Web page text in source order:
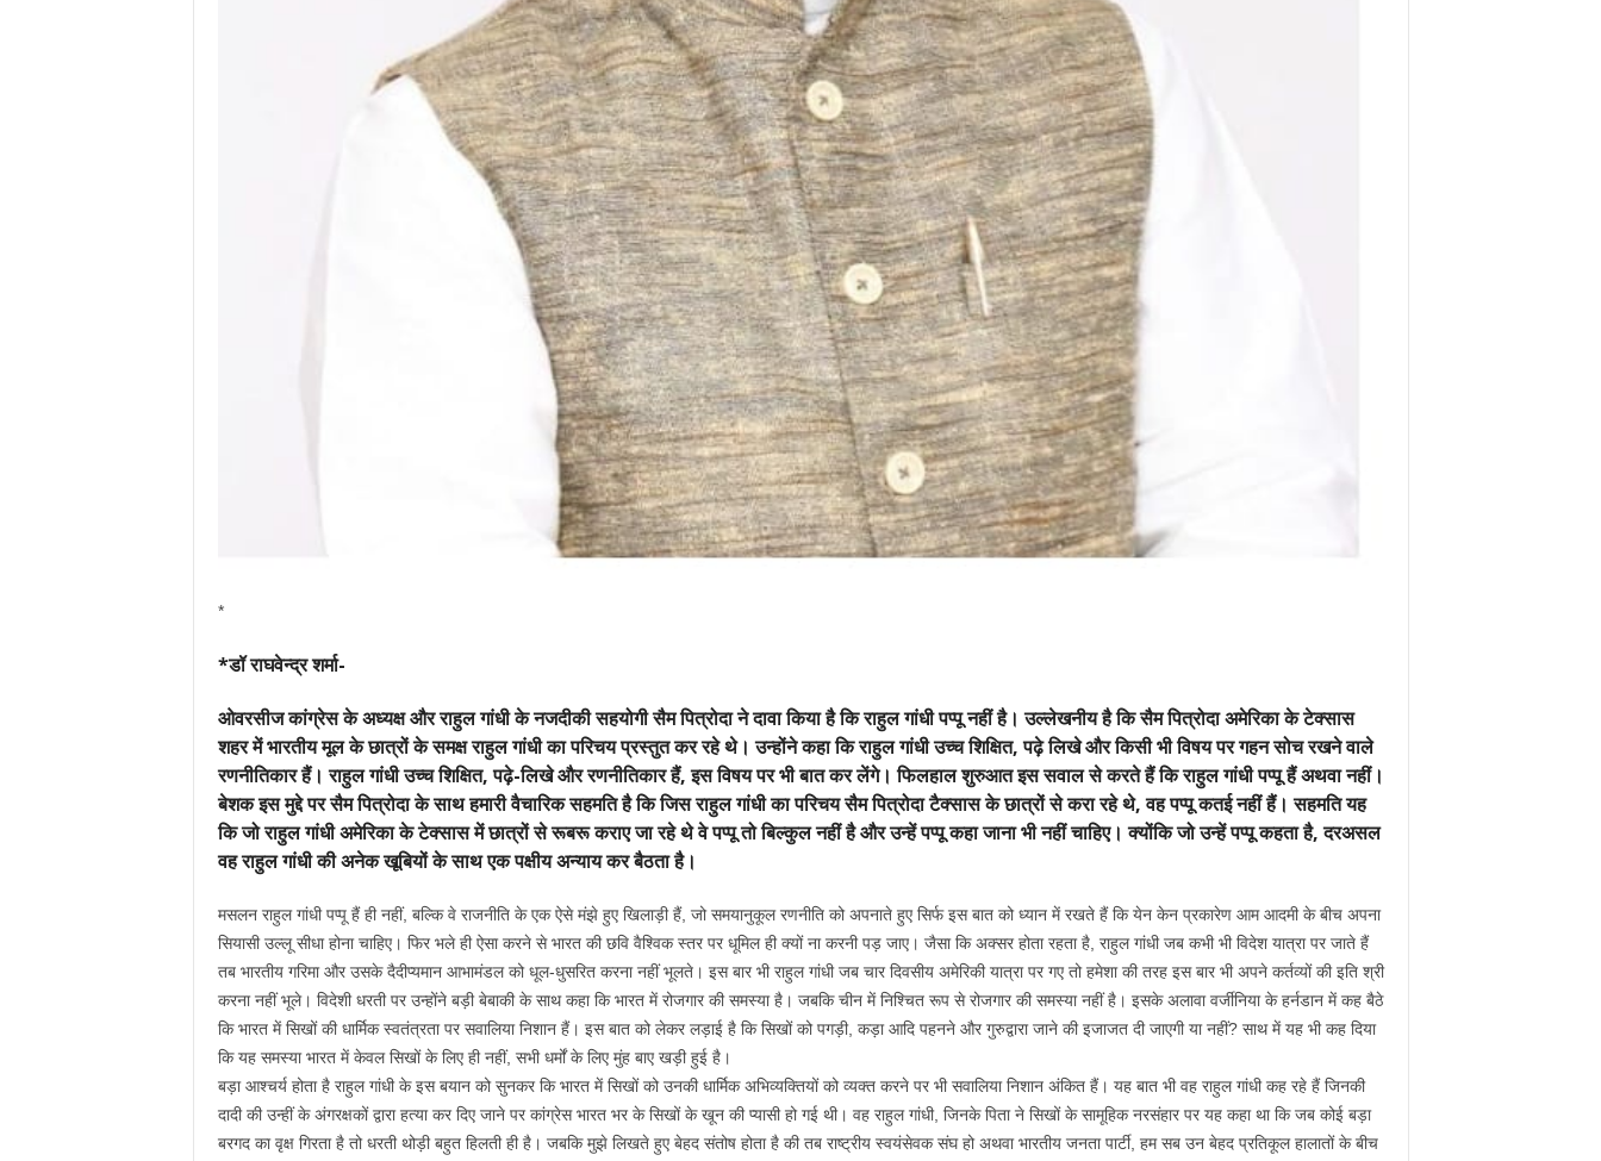
*
*डॉ राघवेन्‍द्र शर्मा-
ओवरसीज कांग्रेस के अध्यक्ष और राहुल गांधी के नजदीकी सहयोगी सैम पित्रोदा ने दावा किया है कि राहुल गांधी पप्पू नहीं है। उल्लेखनीय है कि सैम पित्रोदा अमेरिका के टेक्सास
शहर में भारतीय मूल के छात्रों के समक्ष राहुल गांधी का परिचय प्रस्तुत कर रहे थे। उन्होंने कहा कि राहुल गांधी उच्च शिक्षित, पढ़े लिखे और किसी भी विषय पर गहन सोच रखने वाले
रणनीतिकार हैं। राहुल गांधी उच्च शिक्षित, पढ़े-लिखे और रणनीतिकार हैं, इस विषय पर भी बात कर लेंगे। फिलहाल शुरुआत इस सवाल से करते हैं कि राहुल गांधी पप्पू हैं अथवा नहीं।
बेशक इस मुद्दे पर सैम पित्रोदा के साथ हमारी वैचारिक सहमति है कि जिस राहुल गांधी का परिचय सैम पित्रोदा टैक्सास के छात्रों से करा रहे थे, वह पप्पू कतई नहीं हैं। सहमति यह
कि जो राहुल गांधी अमेरिका के टेक्सास में छात्रों से रूबरू कराए जा रहे थे वे पप्पू तो बिल्कुल नहीं है और उन्हें पप्पू कहा जाना भी नहीं चाहिए। क्योंकि जो उन्हें पप्पू कहता है, दरअसल
वह राहुल गांधी की अनेक खूबियों के साथ एक पक्षीय अन्याय कर बैठता है।
मसलन राहुल गांधी पप्पू हैं ही नहीं, बल्कि वे राजनीति के एक ऐसे मंझे हुए खिलाड़ी हैं, जो समयानुकूल रणनीति को अपनाते हुए सिर्फ इस बात को ध्यान में रखते हैं कि येन केन प्रकारेण आम आदमी के बीच अपना
सियासी उल्लू सीधा होना चाहिए। फिर भले ही ऐसा करने से भारत की छवि वैश्विक स्तर पर धूमिल ही क्यों ना करनी पड़ जाए। जैसा कि अक्सर होता रहता है, राहुल गांधी जब कभी भी विदेश यात्रा पर जाते हैं
तब भारतीय गरिमा और उसके दैदीप्यमान आभामंडल को धूल-धुसरित करना नहीं भूलते। इस बार भी राहुल गांधी जब चार दिवसीय अमेरिकी यात्रा पर गए तो हमेशा की तरह इस बार भी अपने कर्तव्यों की इति श्री
करना नहीं भूले। विदेशी धरती पर उन्होंने बड़ी बेबाकी के साथ कहा कि भारत में रोजगार की समस्या है। जबकि चीन में निश्चित रूप से रोजगार की समस्या नहीं है। इसके अलावा वर्जीनिया के हर्नडान में कह बैठे
कि भारत में सिखों की धार्मिक स्वतंत्रता पर सवालिया निशान हैं। इस बात को लेकर लड़ाई है कि सिखों को पगड़ी, कड़ा आदि पहनने और गुरुद्वारा जाने की इजाजत दी जाएगी या नहीं? साथ में यह भी कह दिया
कि यह समस्या भारत में केवल सिखों के लिए ही नहीं, सभी धर्मों के लिए मुंह बाए खड़ी हुई है।
बड़ा आश्चर्य होता है राहुल गांधी के इस बयान को सुनकर कि भारत में सिखों को उनकी धार्मिक अभिव्यक्तियों को व्यक्त करने पर भी सवालिया निशान अंकित हैं। यह बात भी वह राहुल गांधी कह रहे हैं जिनकी
दादी की उन्हीं के अंगरक्षकों द्वारा हत्या कर दिए जाने पर कांग्रेस भारत भर के सिखों के खून की प्यासी हो गई थी। वह राहुल गांधी, जिनके पिता ने सिखों के सामूहिक नरसंहार पर यह कहा था कि जब कोई बड़ा
बरगद का वृक्ष गिरता है तो धरती थोड़ी बहुत हिलती ही है। जबकि मुझे लिखते हुए बेहद संतोष होता है की तब राष्ट्रीय स्वयंसेवक संघ हो अथवा भारतीय जनता पार्टी, हम सब उन बेहद प्रतिकूल हालातों के बीच